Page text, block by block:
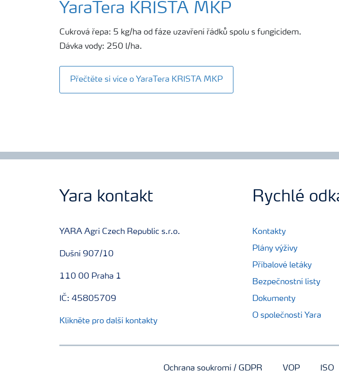
YaraTera KRISTA MKP
Cukrová řepa: 5 kg/ha od fáze uzavření řádků spolu s fungicidem.
Dávka vody: 250 l/ha.
Přečtěte si více o YaraTera KRISTA MKP
Yara kontakt
YARA Agri Czech Republic s.r.o.
Dušní 907/10
110 00 Praha 1
IČ: 45805709
Klikněte pro další kontakty
Rychlé
Kontakty
Plány výživy
Příbalové letáky
Bezpečnostní listy
Dokumenty
O společnosti Yara
Ochrana soukromí / GDPR VOP ISO